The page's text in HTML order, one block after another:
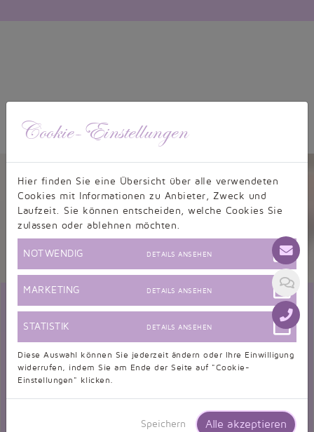
Kundenbewertungen
9,5/10 - 634 Bewertungen
Informationen zur Echtheit von Kundenbewertungen
von meinem Kleid. Es hat auch super gepasst bis auf
die Träger die mussten etwas gekürzt werden. Die Farbe war der
Cookie-Einstellungen
Hier finden Sie eine Übersicht über alle verwendeten
Cookies mit Informationen zu Anbieter, Zweck und
Laufzeit. Sie können entscheiden, welche Cookies Sie
zulassen oder ablehnen möchten.
NOTWENDIG DETAILS ANSEHEN
MARKETING DETAILS ANSEHEN
STATISTIK DETAILS ANSEHEN
Diese Auswahl können Sie jederzeit ändern oder Ihre Einwilligung
widerrufen, indem Sie am Ende der Seite auf "Cookie-
Einstellungen" klicken.
Speichern Alle akzeptieren